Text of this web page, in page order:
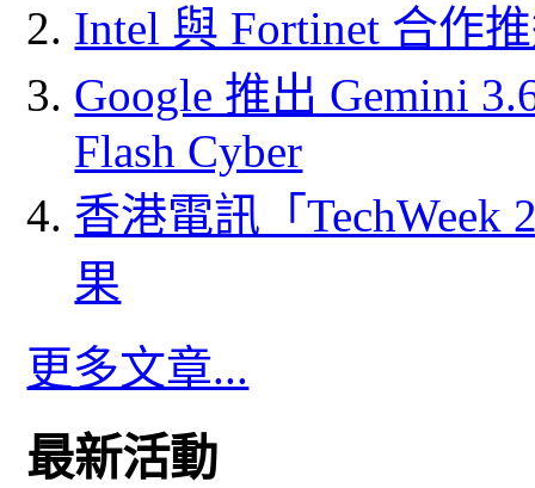
Intel 與 Fortinet 合作
Google 推出 Gemini
Flash Cyber
香港電訊「
果
更多文章...
最新活動